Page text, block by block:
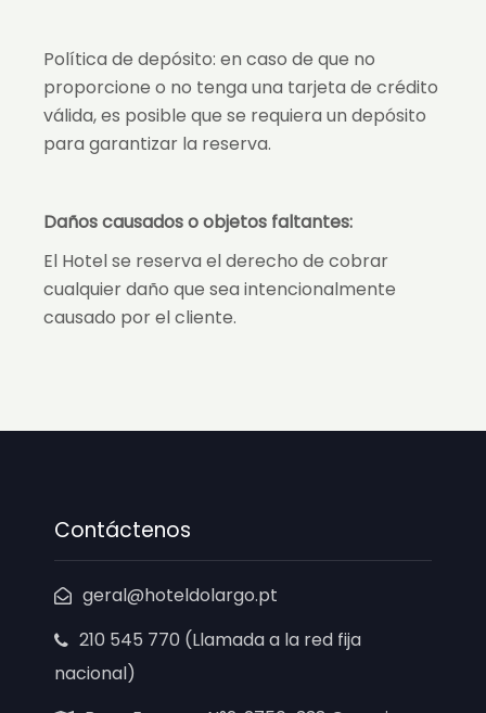
Política de depósito: en caso de que no
proporcione o no tenga una tarjeta de crédito
válida, es posible que se requiera un depósito
para garantizar la reserva.
Daños causados o objetos faltantes:
El Hotel se reserva el derecho de cobrar
cualquier daño que sea intencionalmente
causado por el cliente.
Contáctenos
geral@hoteldolargo.pt
210 545 770 (Llamada a la red fija
nacional)